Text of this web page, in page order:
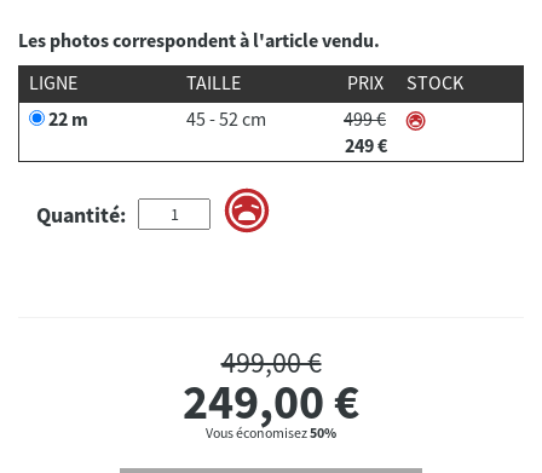
Les photos correspondent à l'article vendu.
LIGNE
TAILLE PRIX
STOCK
22 m
45 - 52 cm
499 €
249 €
Quantité:
499,00 €
249,00€
Vous économisez50%